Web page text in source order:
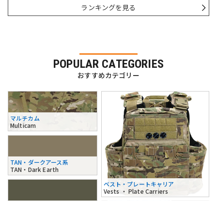
ランキングを見る
POPULAR CATEGORIES
おすすめカテゴリー
マルチカム
Multicam
TAN・ダークアース系
TAN・Dark Earth
ベスト・プレートキャリア
Vests ・ Plate Carriers